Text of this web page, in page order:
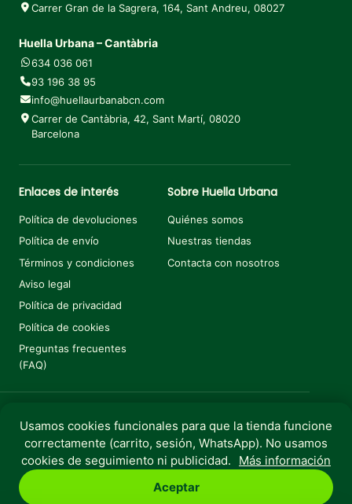
Carrer Gran de la Sagrera, 164, Sant Andreu, 08027
Huella Urbana – Cantàbria
634 036 061
93 196 38 95
info@huellaurbanabcn.com
Carrer de Cantàbria, 42, Sant Martí, 08020
Barcelona
Enlaces de interés
Política de devoluciones
Política de envío
Términos y condiciones
Aviso legal
Política de privacidad
Política de cookies
Preguntas frecuentes
(FAQ)
Sobre Huella Urbana
Quiénes somos
Nuestras tiendas
Contacta con nosotros
Copyright © 2025 Huella Urbana. Todos los derechos
reservados.
Perro PecesRebajas
Usamos cookies funcionales para que la tienda funcione
correctamente (carrito, sesión, WhatsApp). No usamos
cookies de seguimiento ni publicidad.
Más información
Aceptar
€13,80 Añadir al carrito